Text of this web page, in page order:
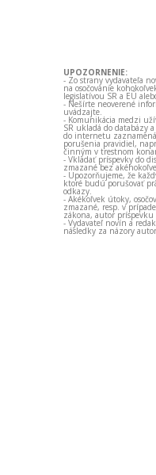
UPOZORNENIE:
- Zo strany vydavateľa
na osočovanie
legislatívou SR a EÚ
- Nešírte neoverené
uvádzajte.
- Komunikácia medzi
SR ukladá do databázy
do internetu
porušenia pravidiel,
činným v trestnom
- Vkladať príspevky do
zmazané bez
- Upozorňujeme, že
ktoré budú porušovať
odkazy.
- Akékoľvek útoky,
zmazané, resp. v
zákona, autor
- Vydavateľ novín a
následky za názory